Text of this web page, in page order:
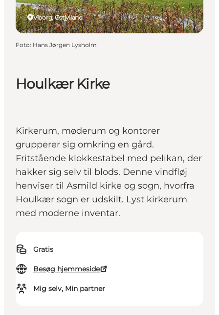
Houlkær Kirke
Kirkerum, møderum og kontorer
grupperer sig omkring en gård.
Fritstående klokkestabel med pelikan, der
hakker sig selv til blods. Denne vindfløj
henviser til Asmild kirke og sogn, hvorfra
Houlkær sogn er udskilt. Lyst kirkerum
med moderne inventar.
Gratis
Besøg hjemmeside
Mig selv, Min partner
Viborg, Østjylland
Foto: Hans Jørgen Lysholm